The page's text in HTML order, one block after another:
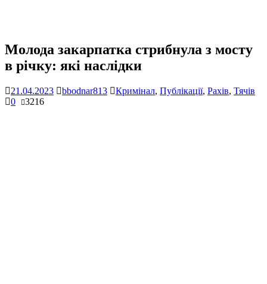
Молода закарпатка стрибнула з мосту
в річку: які наслідки
21.04.2023 bbodnar813 Кримінал, Публікації, Рахів, Тячів
0
3216